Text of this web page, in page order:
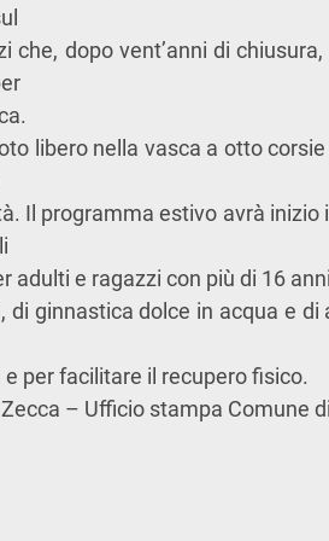
che, dopo vent’anni di
libero nella vasca a otto
Il programma estivo avrà inizio
adulti e ragazzi con più di 16
di ginnastica dolce in acqua e
per facilitare il recupero fisico.
– Ufficio stampa Comune